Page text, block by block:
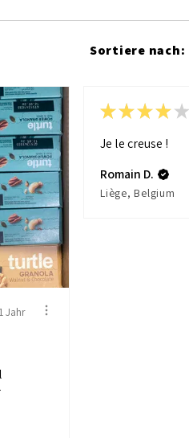
Sortiere nach:
Jahr
★★★★ ★
Je le creuse !
Romain D.
Liège, Belgium